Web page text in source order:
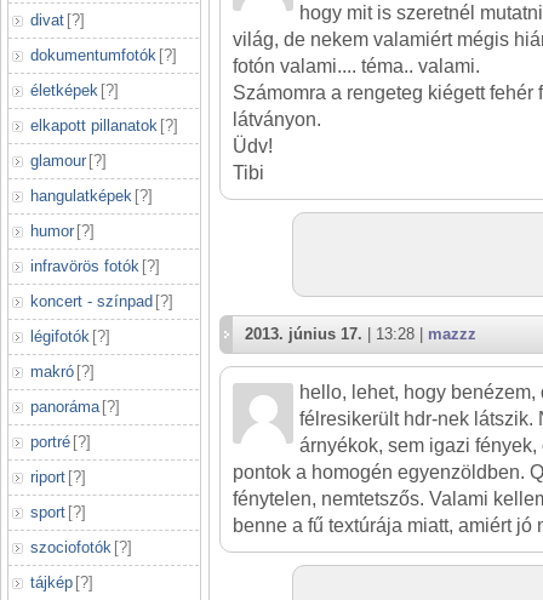
divat [?]
dokumentumfotók [?]
életképek [?]
elkapott pillanatok [?]
glamour [?]
hangulatképek [?]
humor [?]
infravörös fotók [?]
koncert - színpad [?]
légifotók [?]
makró [?]
panoráma [?]
portré [?]
riport [?]
sport [?]
szociofotók [?]
tájkép [?]
hogy mit is szeretnél
világ, de nekem valamiért mégis
fotón valami.... téma.. valami.
Számomra a rengeteg kiégett fehér
látványon.
Üdv!
Tibi
2013. június 17. | 13:28 | mazzz
hello, lehet, hogy
félresikerült hdr-nek látszik.
árnyékok, sem igazi
pontok a homogén egyenzöldben.
fénytelen, nemtetszős. Valami
benne a fű textúrája miatt, amiért jó